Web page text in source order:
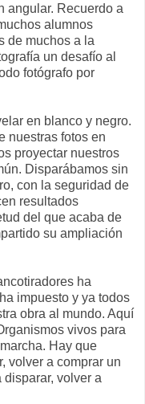
angular. Recuerdo a
alumnos
de muchos a la
un desafío al
fotógrafo por
en blanco y negro.
nuestras fotos en
proyectar nuestros
Disparábamos sin
con la seguridad de
resultados
del que acaba de
su ampliación
ha
impuesto y ya todos
obra al mundo. Aquí
vivos para
Hay que
volver a comprar un
volver a